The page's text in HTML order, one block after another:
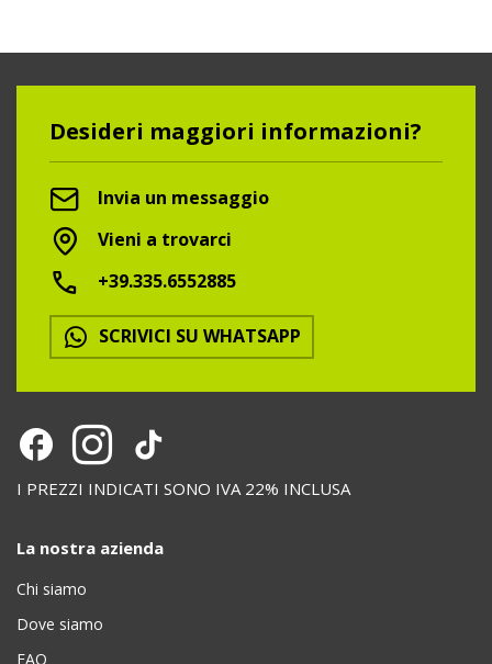
Desideri maggiori informazioni?
Invia un messaggio
Vieni a trovarci
+39.335.6552885
SCRIVICI SU WHATSAPP
I PREZZI INDICATI SONO IVA 22% INCLUSA
La nostra azienda
Chi siamo
Dove siamo
FAQ